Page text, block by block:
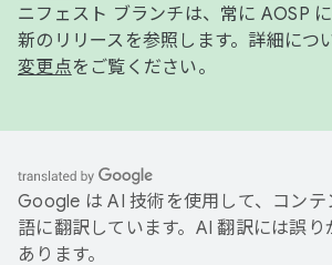
ニフェスト ブランチは、常に AOSP
新のリリースを参照します。詳細につ
変更点をご覧ください。
Google は AI 技術を使用して、コン
語に翻訳しています。AI 翻訳には誤
あります。